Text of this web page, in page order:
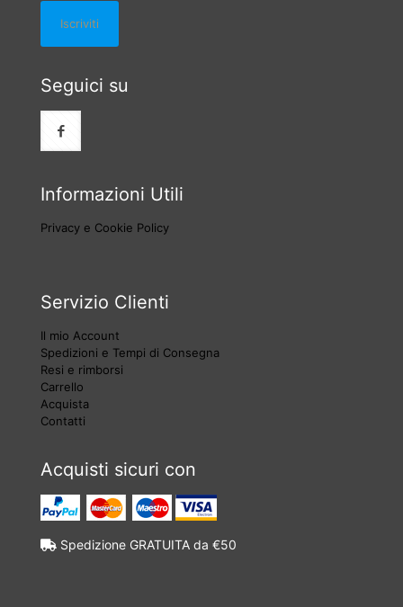
Seguici su
Informazioni Utili
Privacy e Cookie Policy
Servizio Clienti
Il mio Account
Spedizioni e Tempi di Consegna
Resi e rimborsi
Carrello
Acquista
Contatti
Acquisti sicuri con
Spedizione GRATUITA da €50